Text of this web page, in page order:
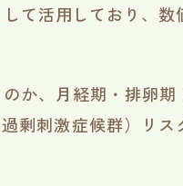
て活用しており、数
か、月経期・排卵期
剰刺激症候群）リス